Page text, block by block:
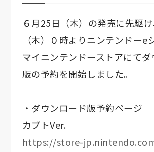
６月25日（木）の発売に先駆
（木）０時よりニンテンドーe
マイニンテンドーストアにて
版の予約を開始しました。
・ダウンロード版予約ページ
カブトVer.
https://store-